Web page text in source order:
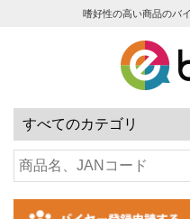
嗜好性の高い商品のバ